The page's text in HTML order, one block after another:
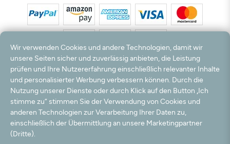
*Alle Preise inkl. MwSt. und zzgl. Versandkosten. **Kostenloser Versand und Rückversand
nur innerhalb Deutschlands und Österreichs.
Hinweis:Wir nutzen Ihre E-Mail Adresse für werbliche Zwecke, die jederzeit widerrufen
werden können. Ihre Daten werden nicht an Dritte weitergegeben.
© 2003 - 2026 Teppichversand24 GmbH / Alle Rechte vorbehalten. powered by
createyourtemplate
Wir verwenden Cookies und andere Technologien, damit wir
unsere Seiten sicher und zuverlässig anbieten, die Leistung
prüfen und Ihre Nutzererfahrung einschließlich relevanter Inhalte
und personalisierter Werbung verbessern können. Durch die
Nutzung unserer Dienste oder durch Klick auf den Button „Ich
stimme zu“ stimmen Sie der Verwendung von Cookies und
anderen Technologien zur Verarbeitung Ihrer Daten zu,
einschließlich der Übermittlung an unsere Marketingpartner
(Dritte).